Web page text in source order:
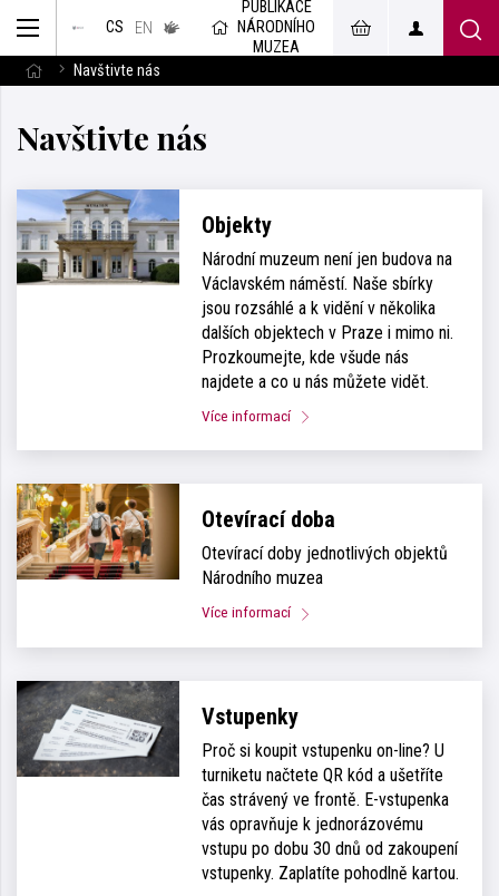
CS EN
v českém
jazyce
PUBLIKACE
NÁRODNÍHO
MUZEA
Navštivte nás
Navštivte nás
Objekty
Národní muzeum není jen budova na
Václavském náměstí. Naše sbírky
jsou rozsáhlé a k vidění v několika
dalších objektech v Praze i mimo ni.
Prozkoumejte, kde všude nás
najdete a co u nás můžete vidět.
Více informací
Otevírací doba
Otevírací doby jednotlivých objektů
Národního muzea
Více informací
Vstupenky
Proč si koupit vstupenku on-line? U
turniketu načtete QR kód a ušetříte
čas strávený ve frontě. E-vstupenka
vás opravňuje k jednorázovému
vstupu po dobu 30 dnů od zakoupení
vstupenky. Zaplatíte pohodlně kartou.